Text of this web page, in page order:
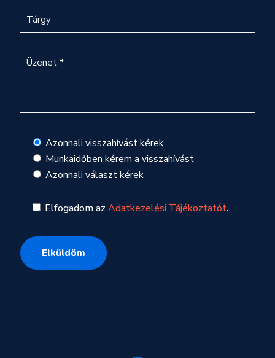
Azonnali visszahívást kérek
Munkaidőben kérem a visszahívást
Azonnali választ kérek
Elfogadom az Adatkezelési Tájékoztatót.